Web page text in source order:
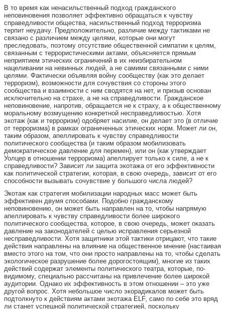
В то время как ненасильственный подход гражданского
неповиновения позволяет эффективно обращаться к чувству
справедливости общества, насильственный подход терроризма
терпит неудачу. Предположительно, различие между тактиками не
связано с различием между целями, которые они могут
преследовать, поэтому отсутствие общественной симпатии к целям,
связанным с террористическими актами, объясняется прямым
неприятием этических ограничений в их неизбирательном
нацеливании на невинных людей, а не самими связанными с ними
целями. Фактически объявляя войну сообществу (как это делает
терроризм), возможности для сочувствия со стороны этого
сообщества и взаимности с ним сводятся на нет, и призыв основан
исключительно на страхе, а не на справедливости. Гражданское
неповиновение, напротив, обращается не к страху, а к общественному
моральному возмущению конкретной несправедливостью. Хотя
экотаж (как и терроризм) одобряет насилие, он делает это (в отличие
от терроризма) в рамках ограниченных этических норм. Может ли он,
таким образом, апеллировать к чувству справедливости
политического сообщества (и таким образом мобилизовать
демократическое давление для перемен), или он (как утверждает
Уолцер в отношении терроризма) апеллирует только к силе, а не к
справедливости? Зависит ли защита экотажа от его эффективности
как политической стратегии, которая, в свою очередь, зависит от его
способности вызывать сочувствие у большого числа людей?
Экотаж как стратегия мобилизации народных масс может быть
эффективен двумя способами. Подобно гражданскому
неповиновению, он может быть направлен на то, чтобы напрямую
апеллировать к чувству справедливости более широкого
политического сообщества, которое, в свою очередь, может оказать
давление на законодателей с целью исправления серьезной
несправедливости. Хотя защитники этой тактики отрицают, что такие
действия направлены на влияние на общественное мнение (настаивая
вместо этого на том, что они просто направлены на то, чтобы сделать
экологическое разрушение более дорогостоящим), многие из таких
действий содержат элементы политического театра, которые, по-
видимому, специально рассчитаны на привлечение более широкой
аудитории. Однако их эффективность в этом отношении – это уже
другой вопрос. Хотя небольшое число экорадикалов может быть
подтолкнуто к действиям актами экотажа ELF, само по себе это вряд
ли станет успешной политической стратегией, поскольку